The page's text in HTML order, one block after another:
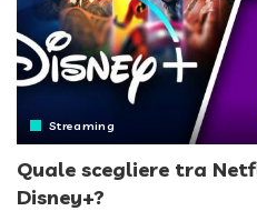
Streaming
Quale scegliere tra
Disney+?